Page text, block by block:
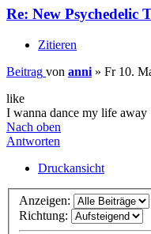
Re: New Psychedelic
Zitieren
Beitrag von anni » Fr 10.
like
I wanna dance my life away
Nach oben
Antworten
Druckansicht
Anzeigen:
Richtung: